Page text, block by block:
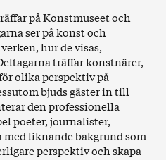
på Konstmuseet och
ser på konst och
hur de visas,
träffar konstnärer,
olika perspektiv på
bjuds gäster in till
den professionella
poeter, journalister,
liknande bakgrund som
perspektiv och skapa